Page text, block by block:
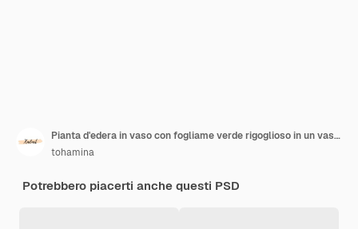
Pianta d'edera in vaso con fogliame verde rigoglioso in un vaso grigio
tohamina
Potrebbero piacerti anche questi PSD